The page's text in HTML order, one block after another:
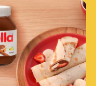
Palacinky s nátierkou
Nutella<sup>®</sup>